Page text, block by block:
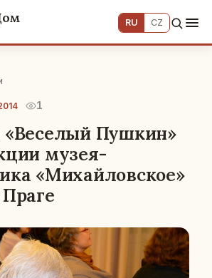
RU CZ
1
«Веселый Пушкин»
музея-
«Михайловское»